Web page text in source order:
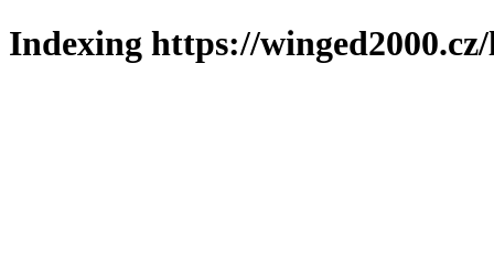
Indexing https://